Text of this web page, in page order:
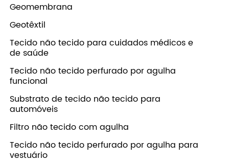
Geomembrana
Geotêxtil
Tecido não tecido para cuidados médicos e
de saúde
Tecido não tecido perfurado por agulha
funcional
Substrato de tecido não tecido para
automóveis
Filtro não tecido com agulha
Tecido não tecido perfurado por agulha para
vestuário